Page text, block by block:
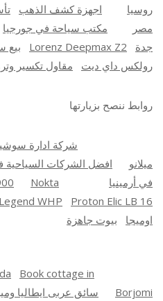
روسيا
اجهزة كشف الذهب
مصر
مكتب سياحة في جورجيا
جدة
Lorenz Deepmax Z2 بيع
رولكس داي ديت
مقاول تكسير
روابط ننصح بزيارتها
شركة ادارة
ميلانو
افضل الشركات السياحية
في أرمينيا
Nokta
Legend WHP
Proton Elic LB 16
اوميجا
بيوت جاهزة
Book cottage in
Borjomi
سائق عربى ايطاليا